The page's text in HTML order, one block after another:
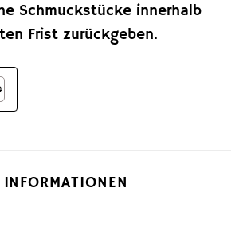
Schmuckstücke innerhalb
Frist zurückgeben.